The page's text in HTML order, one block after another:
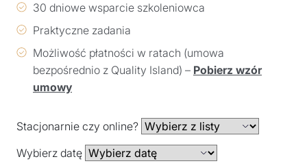
30 dniowe wsparcie szkoleniowca
Praktyczne zadania
Możliwość płatności w ratach (umowa
bezpośrednio z Quality Island) – Pobierz wzór
umowy
Stacjonarnie czy online?
Wybierz datę